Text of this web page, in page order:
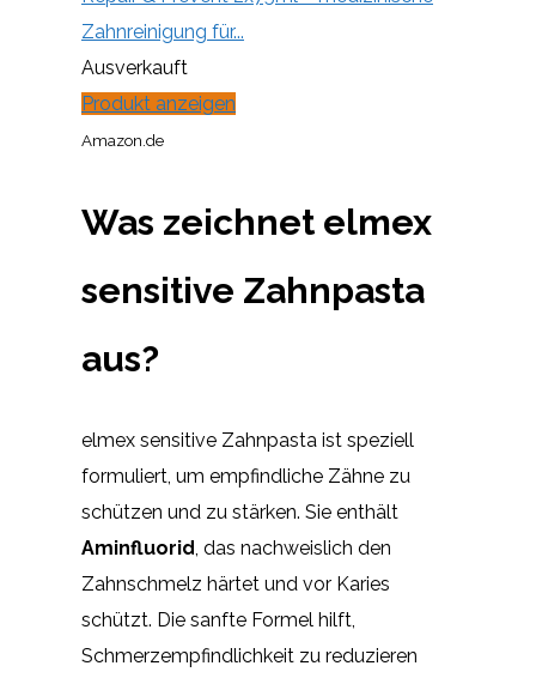
Zahnreinigung für...
Ausverkauft
Produkt anzeigen
Amazon.de
Was zeichnet elmex
sensitive Zahnpasta
aus?
elmex sensitive Zahnpasta ist speziell
formuliert, um empfindliche Zähne zu
schützen und zu stärken. Sie enthält
Aminfluorid , das nachweislich den
Zahnschmelz härtet und vor Karies
schützt. Die sanfte Formel hilft,
Schmerzempfindlichkeit zu reduzieren